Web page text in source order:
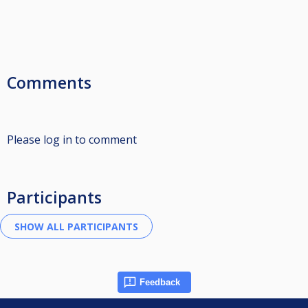
Comments
Please log in to comment
Participants
Feedback